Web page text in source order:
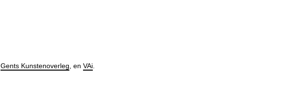
Gents Kunstenoverleg, en VAi.